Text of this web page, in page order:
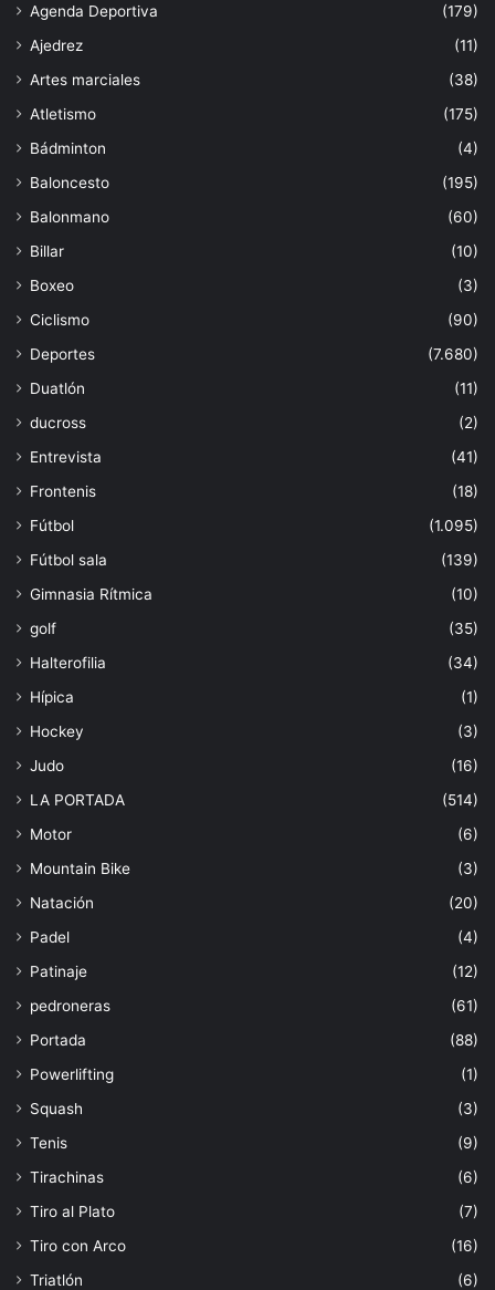
Agenda Deportiva
(179)
Ajedrez
(11)
Artes marciales
(38)
Atletismo
(175)
Bádminton
(4)
Baloncesto
(195)
Balonmano
(60)
Billar
(10)
Boxeo
(3)
Ciclismo
(90)
Deportes
(7.680)
Duatlón
(11)
ducross
(2)
Entrevista
(41)
Frontenis
(18)
Fútbol
(1.095)
Fútbol sala
(139)
Gimnasia Rítmica
(10)
golf
(35)
Halterofilia
(34)
Hípica
(1)
Hockey
(3)
Judo
(16)
LA PORTADA
(514)
Motor
(6)
Mountain Bike
(3)
Natación
(20)
Padel
(4)
Patinaje
(12)
pedroneras
(61)
Portada
(88)
Powerlifting
(1)
Squash
(3)
Tenis
(9)
Tirachinas
(6)
Tiro al Plato
(7)
Tiro con Arco
(16)
Triatlón
(6)